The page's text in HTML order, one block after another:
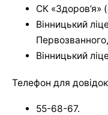
СК «Здоров’я»
Вінницький
Вінницький
Телефон для
55-68-67.